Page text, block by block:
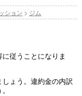
ション > ジム
従うことになりま
ょう。違約金の内訳